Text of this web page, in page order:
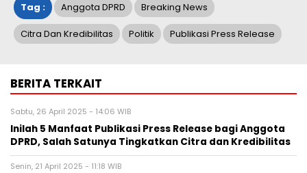
Tag : Anggota DPRD Breaking News
Citra Dan Kredibilitas Politik Publikasi Press Release
BERITA TERKAIT
Sabtu, 26 April 2025 - 14:06 WIB
Inilah 5 Manfaat Publikasi Press Release bagi Anggota
DPRD, Salah Satunya Tingkatkan Citra dan Kredibilitas
Senin, 21 April 2025 - 11:18 WIB